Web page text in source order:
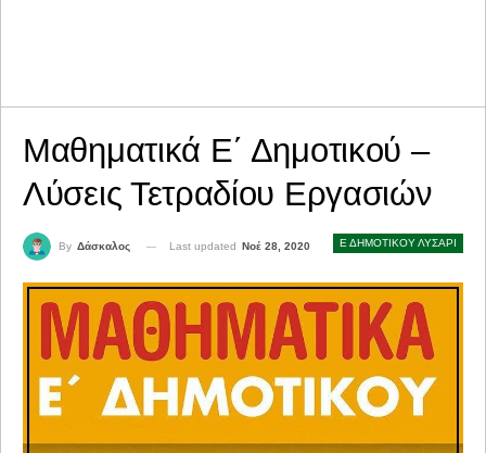
Μαθηματικά Ε΄ Δημοτικού –
Λύσεις Τετραδίου Εργασιών
Ε ΔΗΜΟΤΙΚΟΥ ΛΥΣΑΡΙ
By Δάσκαλος Last updated Νοέ 28, 2020